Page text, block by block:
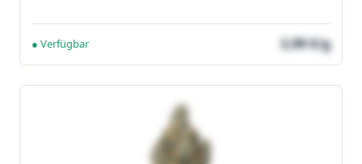
● Verfügbar 3,99 €/g